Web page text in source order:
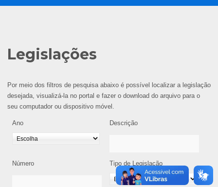
Legislações
Por meio dos filtros de pesquisa abaixo é possível localizar a legislação
desejada, visualizá-la no portal e fazer o download do arquivo para o
seu computador ou dispositivo móvel.
Ano Descrição
Número Tipo de Legislação